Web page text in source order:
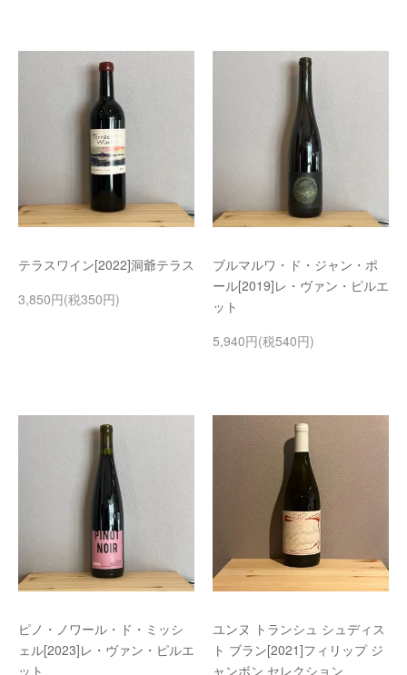
テラスワイン[2022]洞爺テラス
3,850円(税350円)
ブルマルワ・ド・ジャン・ポ
ール[2019]レ・ヴァン・ピルエ
ット
5,940円(税540円)
ピノ・ノワール・ド・ミッシ
ェル[2023]レ・ヴァン・ピルエ
ット
ユンヌ トランシュ シュディス
ト ブラン[2021]フィリップ ジ
ャンボン セレクション